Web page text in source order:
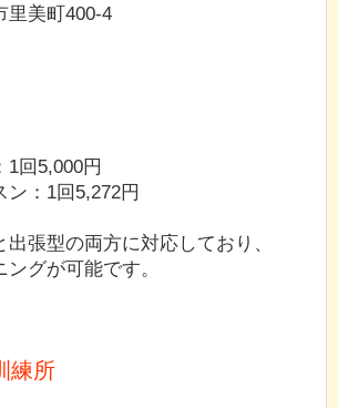
里美町400-4
1回5,000円
ン：1回5,272円
張型の両方に対応しており、
グが可能です。
練所